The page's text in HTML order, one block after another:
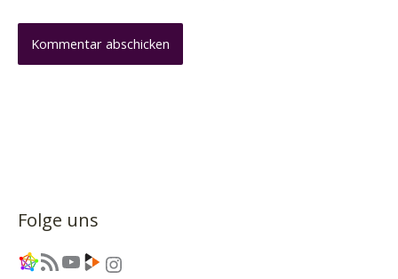
Folge uns
Link RSS-Feed YouTube Link Instagram